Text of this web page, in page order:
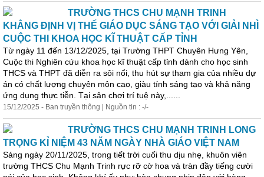
TRƯỜNG THCS CHU MẠNH TRINH
KHẲNG ĐỊNH VỊ THẾ GIÁO DỤC SÁNG TẠO VỚI GIẢI NHÌ
CUỘC THI KHOA HỌC KĨ THUẬT CẤP TỈNH
Từ ngày 11 đến 13/12/2025, tại Trường THPT Chuyên Hưng Yên,
Cuộc thi Nghiên cứu khoa học kĩ thuật cấp tỉnh dành cho học sinh
THCS và THPT đã diễn ra sôi nổi, thu hút sự tham gia của nhiều dự
án có chất lượng chuyên môn cao, giàu tính sáng tạo và khả năng
ứng dụng thực tiễn. Tại sân chơi trí tuệ này,......
15/12/2025 - Ban truyền thông | Nguồn tin : -/-
TRƯỜNG THCS CHU MẠNH TRINH LONG
TRỌNG KỈ NIỆM 43 NĂM NGÀY NHÀ GIÁO VIỆT NAM
Sáng ngày 20/11/2025, trong tiết trời cuối thu dịu nhẹ, khuôn viên
trường THCS Chu Mạnh Trinh rực rỡ cờ hoa và tràn đầy tiếng cười